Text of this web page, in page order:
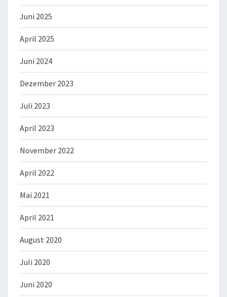
Juni 2025
April 2025
Juni 2024
Dezember 2023
Juli 2023
April 2023
November 2022
April 2022
Mai 2021
April 2021
August 2020
Juli 2020
Juni 2020